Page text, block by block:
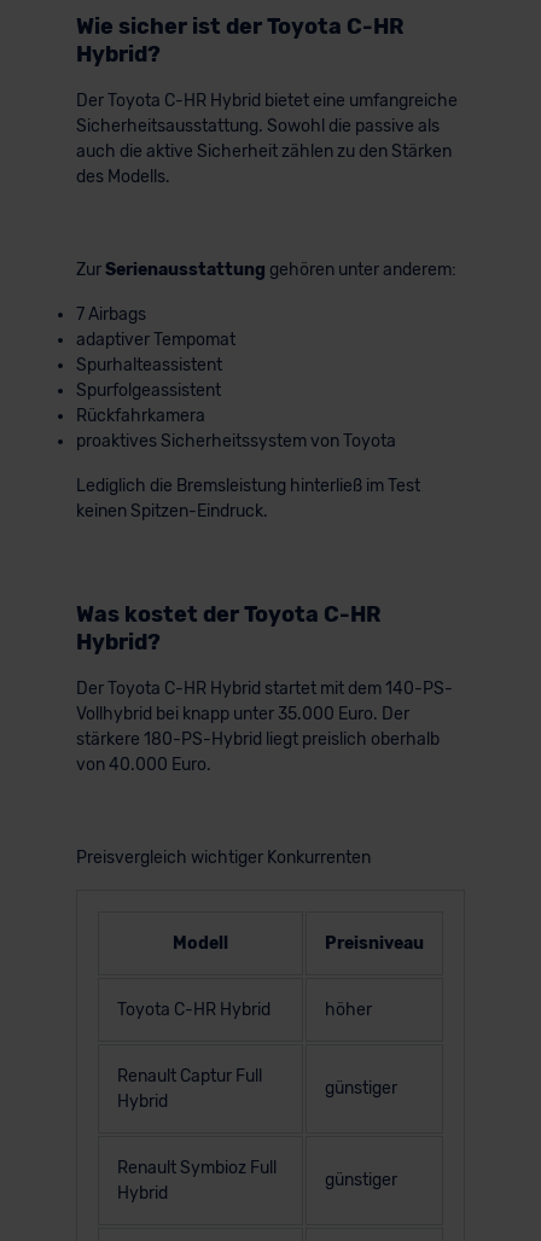
der EU erfolgt, erfolgt dies ausschließlich auf der
Grundlage eines Angemessenheitsbeschlusses der EU-
Standarddatenschutzklauseln (Art. 46 Abs. 2 lit. c
DSGVO) oder wenn Sie hierzu Ihre Einwilligung freiwillig
erteilen. Nähere Informationen zu den bestehenden
datenschutz@meinauto.de anfordern.
Datenschutzerklärung
Wie sicher ist der Toyota C-HR
Hybrid?
Der Toyota C-HR Hybrid bietet eine umfangreiche
Sicherheitsausstattung. Sowohl die passive als
auch die aktive Sicherheit zählen zu den Stärken
des Modells.
ZurSerienausstattung gehören unter anderem:
7 Airbags
adaptiver Tempomat
Spurhalteassistent
Spurfolgeassistent
Rückfahrkamera
proaktives Sicherheitssystem von Toyota
Lediglich die Bremsleistung hinterließ im Test
keinen Spitzen-Eindruck.
Was kostet der Toyota C-HR
Hybrid?
Der Toyota C-HR Hybrid startet mit dem 140-PS-
Vollhybrid bei knapp unter 35.000 Euro. Der
stärkere 180-PS-Hybrid liegt preislich oberhalb
von 40.000 Euro.
Preisvergleich wichtiger Konkurrenten
Modell Preisniveau
Toyota C-HR Hybrid höher
Renault Captur Full
Hybrid
günstiger
Renault Symbioz Full
Hybrid
günstiger